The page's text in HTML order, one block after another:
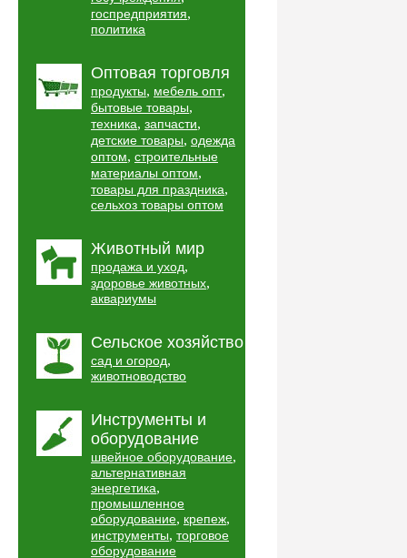
госпредприятия,
политика
Оптовая торговля
продукты, мебель опт,
бытовые товары,
техника, запчасти,
детские товары, одежда
оптом, строительные
материалы оптом,
товары для праздника,
сельхоз товары оптом
Животный мир
продажа и уход,
здоровье животных,
аквариумы
Сельское хозяйство
сад и огород,
животноводство
Инструменты и
оборудование
швейное оборудование,
альтернативная
энергетика,
промышленное
оборудование, крепеж,
инструменты, торговое
оборудование